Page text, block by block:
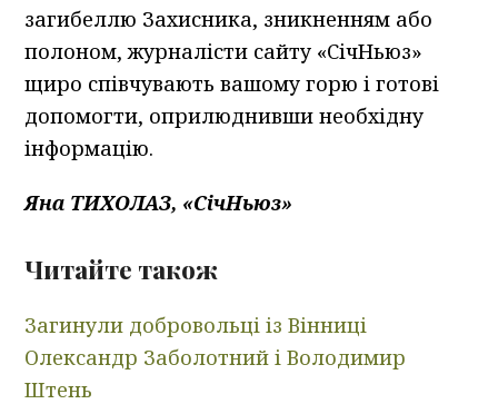
загибеллю Захисника, зникненням або
полоном, журналісти сайту «СічНьюз»
щиро співчувають вашому горю і готові
допомогти, оприлюднивши необхідну
інформацію.
Яна ТИХОЛАЗ, «СічНьюз»
Читайте також
Загинули добровольці із Вінниці
Олександр Заболотний і Володимир
Штень